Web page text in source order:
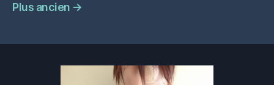
Plus ancien →